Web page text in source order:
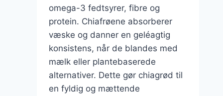
omega-3 fedtsyrer, fibre og
protein. Chiafrøene absorberer
væske og danner en geléagtig
konsistens, når de blandes med
mælk eller plantebaserede
alternativer. Dette gør chiagrød til
en fyldig og mættende